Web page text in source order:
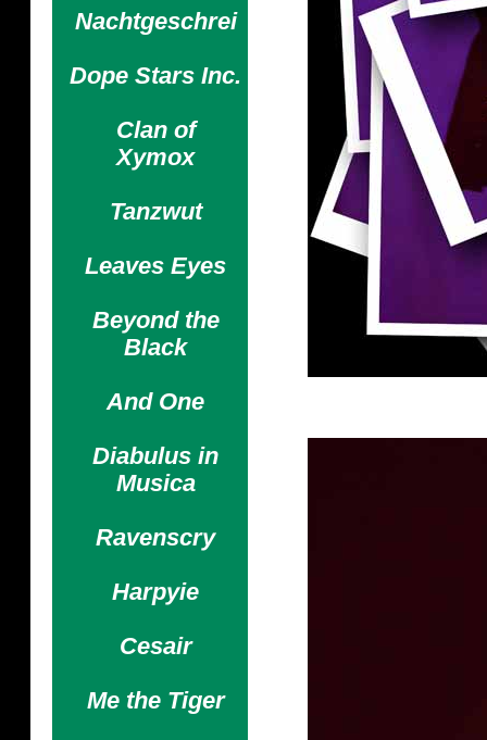
Nachtgeschrei
Dope Stars Inc.
Clan of
Xymox
Tanzwut
Leaves Eyes
Beyond the
Black
And One
Diabulus in
Musica
Ravenscry
Harpyie
Cesair
Me the Tiger